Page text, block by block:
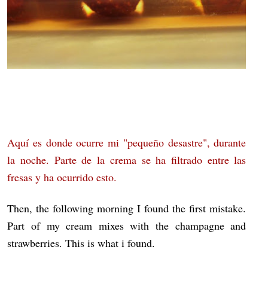
Aquí es donde ocurre mi "pequeño desastre", durante
la noche. Parte de la crema se ha filtrado entre las
fresas y ha ocurrido esto.
Then, the following morning I found the first mistake.
Part of my cream mixes with the champagne and
strawberries. This is what i found.